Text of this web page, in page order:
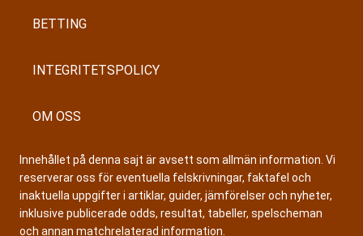
BETTING
INTEGRITETSPOLICY
OM OSS
Innehållet på denna sajt är avsett som allmän information. Vi
reserverar oss för eventuella felskrivningar, faktafel och
inaktuella uppgifter i artiklar, guider, jämförelser och nyheter,
inklusive publicerade odds, resultat, tabeller, spelscheman
och annan matchrelaterad information.